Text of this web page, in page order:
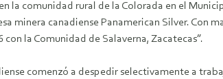
la comunidad rural de la Colorada en el
minera canadiense Panamerican Silver. Con
la Comunidad de Salaverna, Zacatecas”.
comenzó a despedir selectivamente a